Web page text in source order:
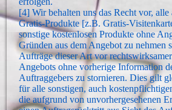
[4] Wir behalten uns das Recht vor, alle
Gratis-Produkte [z.B. Gratis-
sonstige kostenlosen Produkte ohne
Gründen aus dem Angebot zu nehmen
Aufträge dieser Art vor
Angebots ohne vorherige Information
Auftraggebers zu stornieren. Dies gilt
für alle sonstigen, auch
die aufgrund von unvorhergesehenen